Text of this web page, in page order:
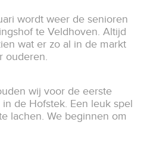
wordt weer de senioren
te Veldhoven. Altijd
wat er zo al in de markt
ouderen.
wij voor de eerste
de Hofstek. Een leuk spel
lachen. We beginnen om